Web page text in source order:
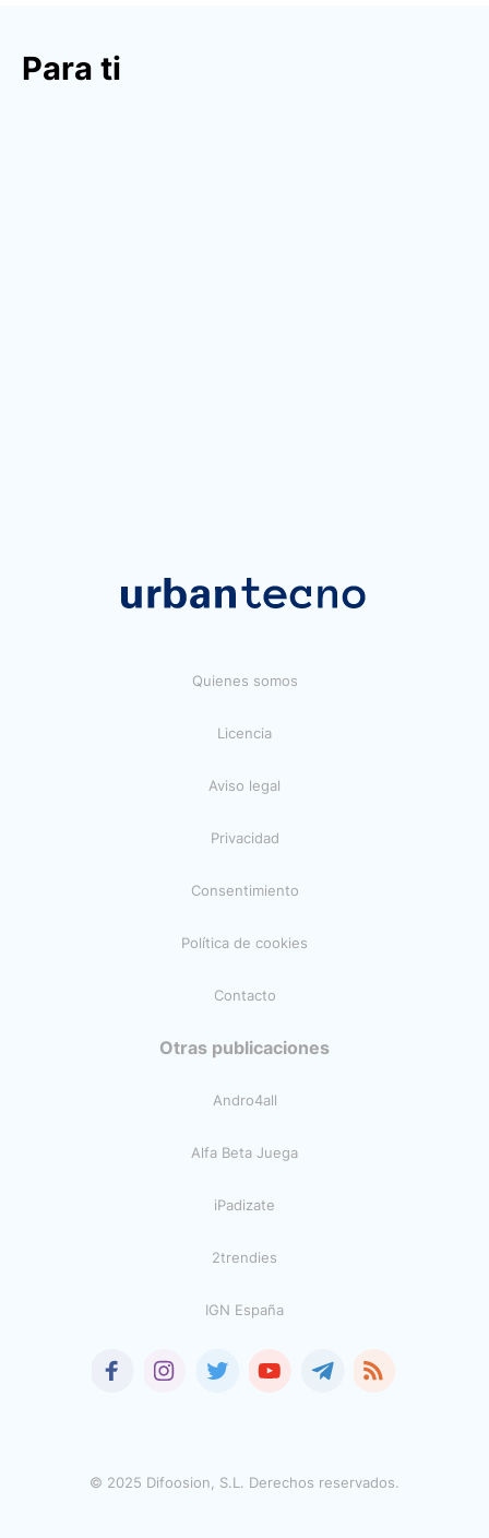
Para ti
Quienes somos
Licencia
Aviso legal
Privacidad
Consentimiento
Política de cookies
Contacto
Otras publicaciones
Andro4all
Alfa Beta Juega
iPadizate
2trendies
IGN España
© 2025 Difoosion, S.L. Derechos reservados.